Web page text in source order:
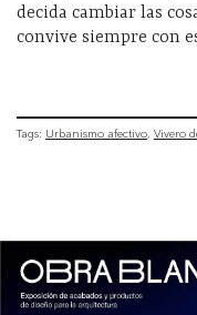
decida cambiar las
convive siempre con
Tags: Urbanismo afectivo Vivero